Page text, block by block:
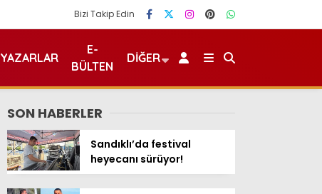
Bizi Takip Edin
YAZARLAR
E-
BÜLTEN
DIĞER
SON HABERLER
Sandıklı’da festival
heyecanı sürüyor!